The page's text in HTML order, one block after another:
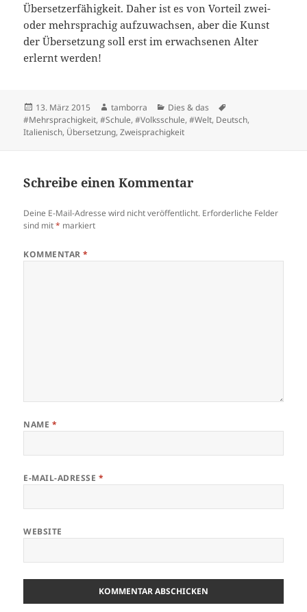
Übersetzerfähigkeit. Daher ist es von Vorteil zwei-
oder mehrsprachig aufzuwachsen, aber die Kunst
der Übersetzung soll erst im erwachsenen Alter
erlernt werden!
Veröffentlicht
am
13. März 2015 Autor
tamborra Kategorien
Dies & das
#Mehrsprachigkeit,#Schule,#Volksschule,#Welt, Deutsch,
Italienisch, Übersetzung,Zweisprachigkeit
Schreibe einen Kommentar
Deine E-Mail-Adresse wird nicht veröffentlicht. Erforderliche Felder
sind mit* markiert
KOMMENTAR*
NAME *
E-MAIL-ADRESSE *
WEBSITE